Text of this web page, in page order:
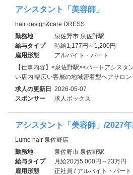
アシスタント「美容師」
hair design&care DRESS
勤務地
泉佐野市 泉佐野駅
給与タイプ
時給1,177円～1,200円
雇用形態
アルバイト・パート
【仕事内容】<泉佐野駅><パートアシスタ
い店内!幅広い客層の地域密着型ヘアサロン
求人の更新日 2026-05-07
スポンサー
求人ボックス
アシスタント「美容師」/2027
Lumo hair 泉佐野店
勤務地
泉佐野市 泉佐野駅
給与タイプ
月給20万5,000円～23万円
雇用形態
正社員 / アルバイト・パート